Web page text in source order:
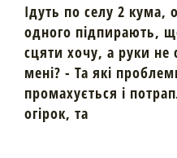
Ідуть по селу 2 кума,
одного підпирають,
сцяти хочу, а руки не
мені? - Та які
промахується і
огірок, та